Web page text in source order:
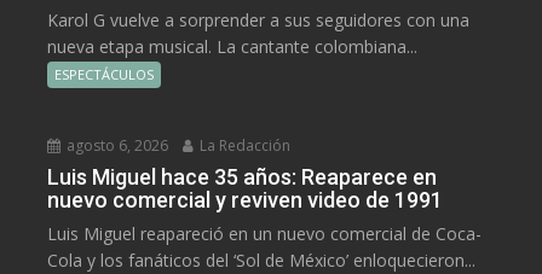
Karol G vuelve a sorprender a sus seguidores con una
nueva etapa musical. La cantante colombiana...
ESPECTÁCULOS
agosto 6, 2026 La Redacción
Luis Miguel hace 35 años: Reaparece en
nuevo comercial y reviven video de 1991
Luis Miguel reapareció en un nuevo comercial de Coca-
Cola y los fanáticos del ‘Sol de México’ enloquecieron...